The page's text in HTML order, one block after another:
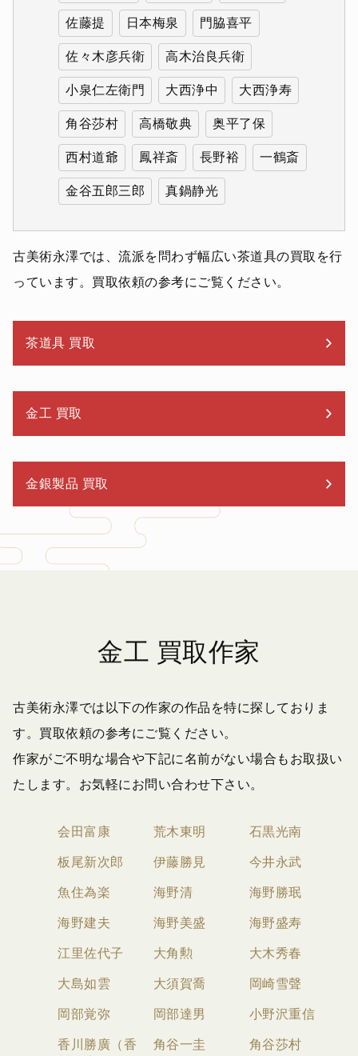
佐藤提 日本梅泉 門脇喜平
佐々木彦兵衛 高木治良兵衛
小泉仁左衛門 大西浄中 大西浄寿
角谷莎村 高橋敬典 奥平了保
西村道爺 鳳祥斎 長野裕 一鶴斎
金谷五郎三郎 真鍋静光
古美術永澤では、流派を問わず幅広い茶道具の買取を行
っています。買取依頼の参考にご覧ください。
茶道具 買取
金工 買取
金銀製品 買取
金工 買取作家
古美術永澤では以下の作家の作品を特に探しておりま
す。買取依頼の参考にご覧ください。
作家がご不明な場合や下記に名前がない場合もお取扱い
たします。お気軽にお問い合わせ下さい。
会田富康 荒木東明 石黒光南
板尾新次郎 伊藤勝見 今井永武
魚住為楽 海野清 海野勝珉
海野建夫 海野美盛 海野盛寿
江里佐代子 大角勲 大木秀春
大島如雲 大須賀喬 岡崎雪聲
岡部覚弥 岡部達男 小野沢重信
香川勝廣（香
角谷一圭 角谷莎村